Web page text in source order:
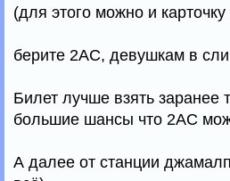
(для этого можно и
берите 2AC, девушкам в
Билет лучше взять заранее
большие шансы что 2АС
А далее от станции